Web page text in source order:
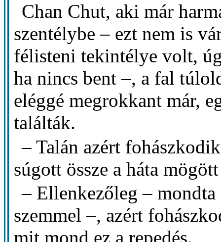
Chan Chut, aki már
szentélybe – ezt nem is
félisteni tekintélye volt,
ha nincs bent –, a fal
eléggé megrokkant már,
találták.
– Talán azért
súgott össze a háta
– Ellenkezőleg –
szemmel –, azért
mit mond ez a repedés.